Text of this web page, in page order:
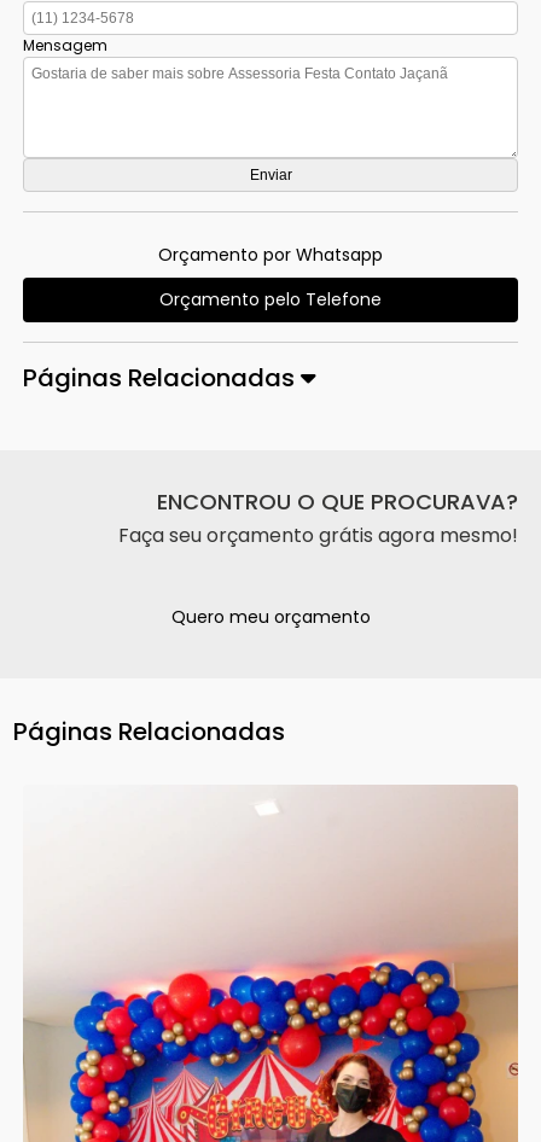
Mensagem
Orçamento por Whatsapp
Orçamento pelo Telefone
Páginas Relacionadas
ENCONTROU O QUE PROCURAVA?
Faça seu orçamento grátis agora mesmo!
Quero meu orçamento
Páginas Relacionadas